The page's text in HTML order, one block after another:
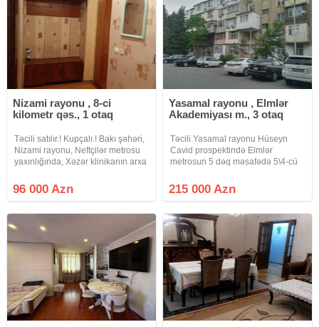
Nizami rayonu , 8-ci
kilometr qəs., 1 otaq
Təcili satılır.! Kupçalı.! Bakı şəhəri,
Nizami rayonu, Neftçilər metrosu
yaxınlığında, Xəzər klinikanın arxa
tikilinin 1ci mərtəbəsində yerləşən
ümumi sahəsi 30 kv/m olan
96 000 Azn
Yasamal rayonu , Elmlər
Akademiyası m., 3 otaq
Təcili.Yasamal rayonu Hüseyn
Cavid prospektində Elmlər
metrosun 5 dəq məsafədə 5\4-cü
ümumi sahəsi 80 kv olan mənzil
Təcili satılır.Qaz su işıq
Dövlıət
215 000 Azn